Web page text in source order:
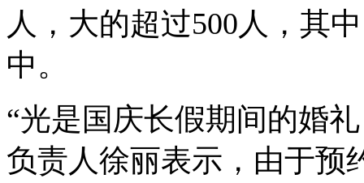
人，大的超过500人，其
中。
“光是国庆长假期间的婚
负责人徐丽表示，由于预